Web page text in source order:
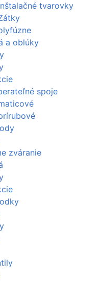
tvarovky
a oblúky
spoje
zváranie